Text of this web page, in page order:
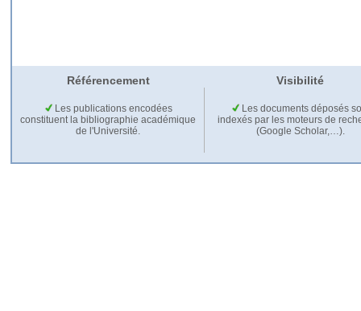
Référencement Visibilité
Les publications encodées
constituent la bibliographie académique
de l'Université.
Les documents déposés
indexés par les moteurs de
(Google Scholar,…).